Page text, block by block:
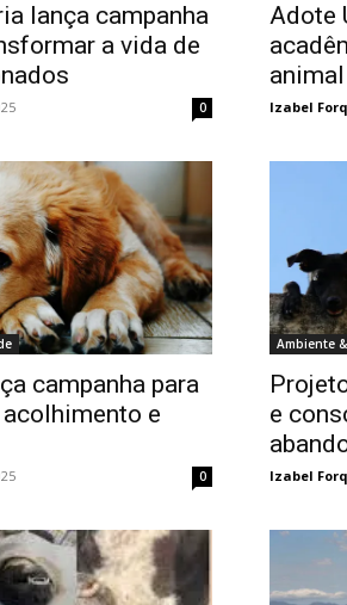
lança campanha
a vida de
0
Adote
animal
Izabel
campanha para
e
0
Ambiente
e
Izabel